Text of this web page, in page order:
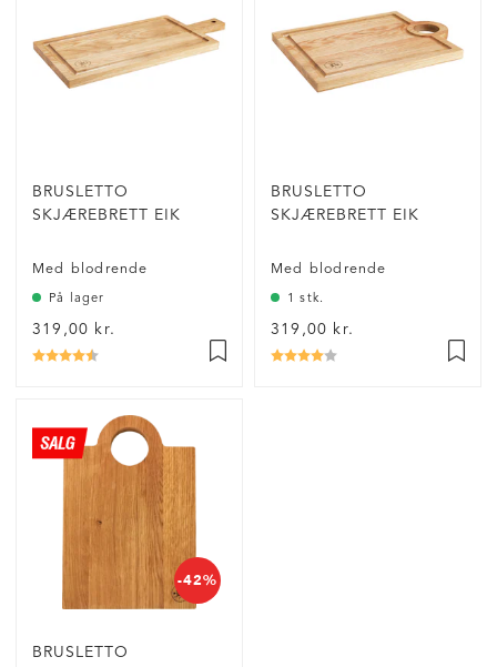
BRUSLETTO
SKJÆREBRETT EIK
Med blodrende
På lager
319,00 kr.
Vurdering:4.8 ud af 5 stjerner
BRUSLETTO
SKJÆREBRETT EIK
Med blodrende
1 stk.
319,00 kr.
Vurdering:4.0 ud af 5 stjerner
-42%
BRUSLETTO